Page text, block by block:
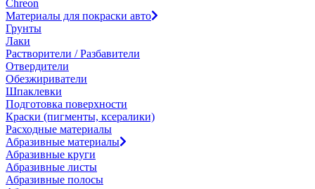
Chreon
Материалы для покраски авто
Грунты
Лаки
Растворители / Разбавители
Отвердители
Обезжириватели
Шпаклевки
Подготовка поверхности
Краски (пигменты, ксералики)
Расходные материалы
Абразивные материалы
Абразивные круги
Абразивные листы
Абразивные полосы